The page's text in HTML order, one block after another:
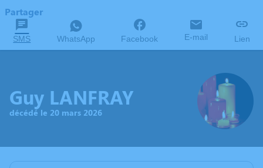
Partager
SMS WhatsApp Facebook E-mail Lien
Guy LANFRAY
décédé le 20 mars 2026